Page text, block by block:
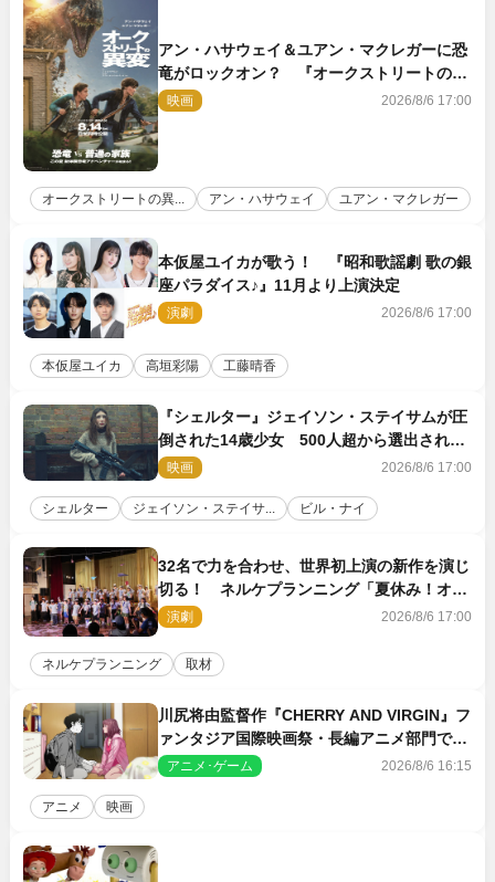
アン・ハサウェイ＆ユアン・マクレガーに恐
竜がロックオン？ 『オークストリートの異
変』新ビジュアル＆本編映像初解禁
映画 2026/8/6 17:00
オークストリートの異... アン・ハサウェイ ユアン・マクレガー
本仮屋ユイカが歌う！ 『昭和歌謡劇 歌の銀
座パラダイス♪』11月より上演決定
演劇 2026/8/6 17:00
本仮屋ユイカ 高垣彩陽 工藤晴香
『シェルター』ジェイソン・ステイサムが圧
倒された14歳少女 500人超から選出された
新鋭ボディ・レイ・ブレスナックとは
映画 2026/8/6 17:00
シェルター ジェイソン・ステイサ... ビル・ナイ
32名で力を合わせ、世界初上演の新作を演じ
切る！ ネルケプランニング「夏休み！オ
ン・ワークショップ2026」レポート【最終
日】
演劇 2026/8/6 17:00
ネルケプランニング 取材
川尻将由監督作『CHERRY AND VIRGIN』フ
ァンタジア国際映画祭・長編アニメ部門で観
客賞・金賞受賞！
アニメ･ゲーム 2026/8/6 16:15
アニメ 映画